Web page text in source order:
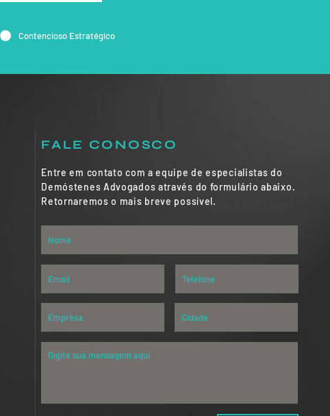
Contencioso Estratégico
FALE CONOSCO
Entre em contato com a equipe de especialistas do
Demóstenes Advogados através do formulário abaixo.
Retornaremos o mais breve possível.